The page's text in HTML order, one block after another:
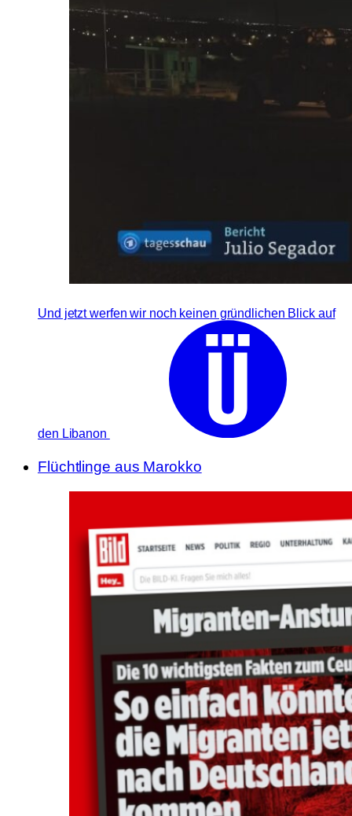
Und jetzt werfen wir noch keinen gründlichen Blick auf
den Libanon
Flüchtlinge aus Marokko